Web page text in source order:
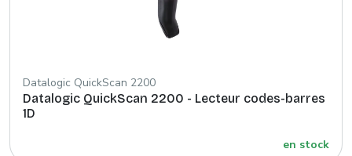
Datalogic QuickScan 2200
Datalogic QuickScan 2200 - Lecteur codes-barres
1D
en stock